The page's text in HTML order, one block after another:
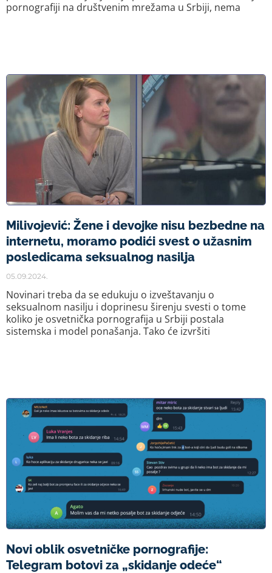
pornografiji na društvenim mrežama u Srbiji, nema
Milivojević: Žene i devojke nisu bezbedne na
internetu, moramo podići svest o užasnim
posledicama seksualnog nasilja
05.09.2024.
Novinari treba da se edukuju o izveštavanju o
seksualnom nasilju i doprinesu širenju svesti o tome
koliko je osvetnička pornografija u Srbiji postala
sistemska i model ponašanja. Tako će izvršiti
Novi oblik osvetničke pornografije:
Telegram botovi za „skidanje odeće“